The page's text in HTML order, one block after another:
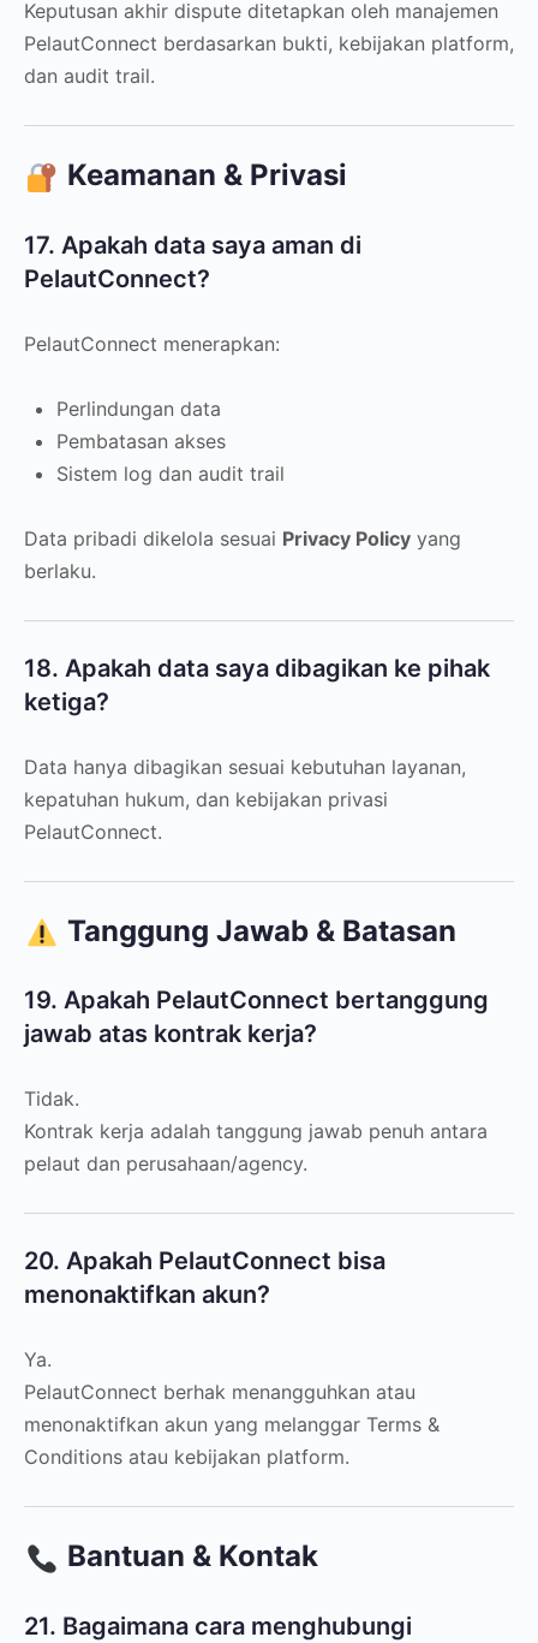
Keputusan akhir dispute ditetapkan oleh manajemen
PelautConnect berdasarkan bukti, kebijakan platform,
dan audit trail.
Keamanan & Privasi
17. Apakah data saya aman di
PelautConnect?
PelautConnect menerapkan:
Perlindungan data
Pembatasan akses
Sistem log dan audit trail
Data pribadi dikelola sesuai Privacy Policy yang
berlaku.
18. Apakah data saya dibagikan ke pihak
ketiga?
Data hanya dibagikan sesuai kebutuhan layanan,
kepatuhan hukum, dan kebijakan privasi
PelautConnect.
Tanggung Jawab & Batasan
19. Apakah PelautConnect bertanggung
jawab atas kontrak kerja?
Tidak.
Kontrak kerja adalah tanggung jawab penuh antara
pelaut dan perusahaan/agency.
20. Apakah PelautConnect bisa
menonaktifkan akun?
Ya.
PelautConnect berhak menangguhkan atau
menonaktifkan akun yang melanggar Terms &
Conditions atau kebijakan platform.
Bantuan & Kontak
21. Bagaimana cara menghubungi